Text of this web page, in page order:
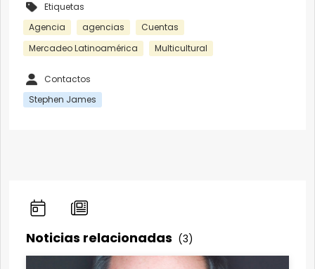
Etiquetas
Agencia
agencias
Cuentas
Mercadeo Latinoamérica
Multicultural
Contactos
Stephen James
Noticias relacionadas (3)